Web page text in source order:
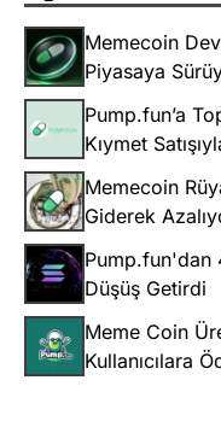
Memecoin
Piyasaya
Pump.fun’a
Kıymet
Memecoin
Giderek
Pump.fun'dan
Düşüş Getirdi
Meme Coin
Kullanıcılara